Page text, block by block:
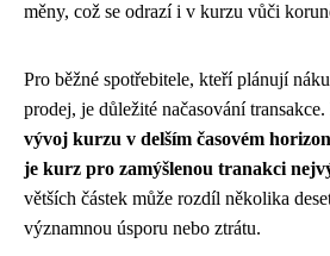
měny, což se odrazí i v kurzu vůči
Pro běžné spotřebitele, kteří plánují
prodej, je důležité načasování transakce.
vývoj kurzu v delším časovém
je kurz pro zamýšlenou tranakci
větších částek může rozdíl několika
významnou úsporu nebo ztrátu.